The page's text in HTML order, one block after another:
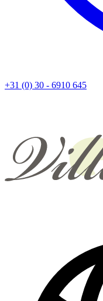
+31 (0) 30 - 6910 645